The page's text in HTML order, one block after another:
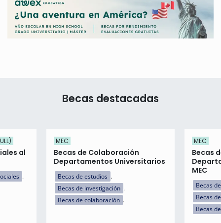
Becas destacadas
al
MEC
Becas de Colaboración
Departamentos Universitarios
Becas de estudios
Becas de investigación
Becas de colaboración
MEC
Becas
MEC
Becas
Becas
Becas